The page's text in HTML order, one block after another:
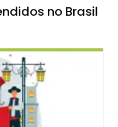
no Brasil